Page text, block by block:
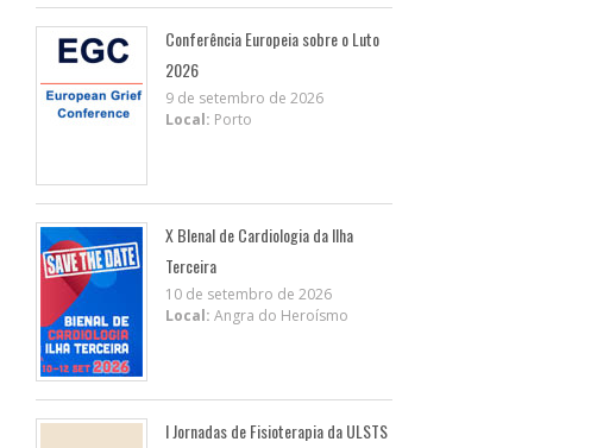
Conferência Europeia sobre o Luto
2026
9 de setembro de 2026
Local: Porto
X BIenal de Cardiologia da Ilha
Terceira
10 de setembro de 2026
Local: Angra do Heroísmo
I Jornadas de Fisioterapia da ULSTS